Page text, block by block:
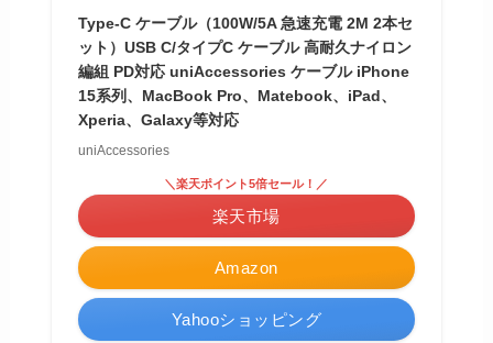
Type-C ケーブル（100W/5A 急速充電 2M 2本セ
ット）USB C/タイプC ケーブル 高耐久ナイロン
編組 PD対応 uniAccessories ケーブル iPhone
15系列、MacBook Pro、Matebook、iPad、
Xperia、Galaxy等対応
uniAccessories
Amazon
＼楽天ポイント5倍セール！／
楽天市場
Yahooショッピング